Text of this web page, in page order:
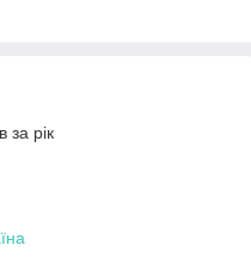
за рік